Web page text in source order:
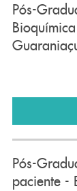
Pós-
Pós-
paciente -